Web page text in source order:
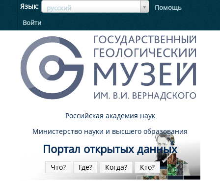
Язык русский
ЯзыкЯзык
Помощь
Войти
Российская академия наук
Министерство науки и высшего образования
Портал открытых данных
Что? Где? Когда? Кто?